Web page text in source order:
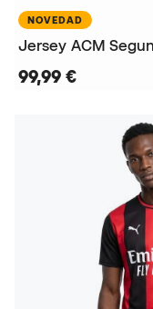
NOVEDAD
99,99 €